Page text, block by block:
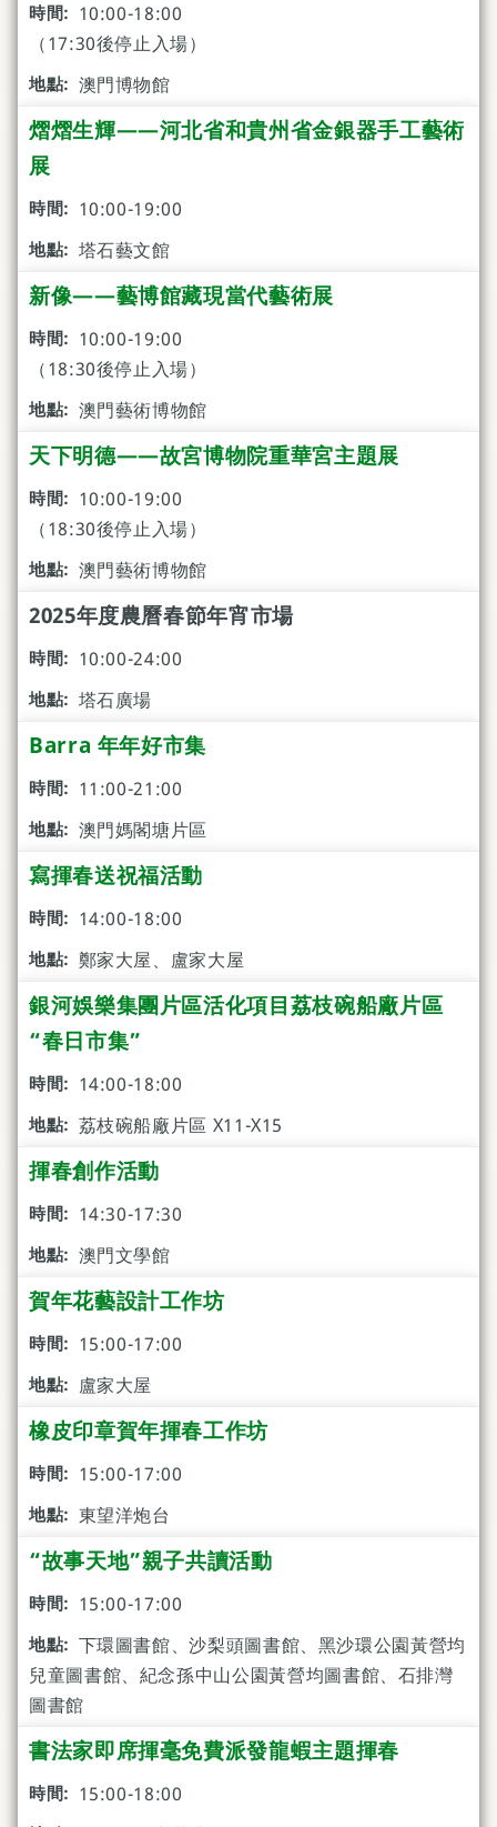
10:00-18:00
（17:30後停止入場）
澳門博物館
熠熠生輝——河北省和貴州省金銀器手工藝術
展
10:00-19:00
塔石藝文館
新像——藝博館藏現當代藝術展
10:00-19:00
（18:30後停止入場）
澳門藝術博物館
天下明德——故宮博物院重華宮主題展
10:00-19:00
（18:30後停止入場）
澳門藝術博物館
2025年度農曆春節年宵市場
10:00-24:00
塔石廣場
Barra 年年好市集
11:00-21:00
澳門媽閣塘片區
寫揮春送祝福活動
14:00-18:00
鄭家大屋、盧家大屋
銀河娛樂集團片區活化項目荔枝碗船廠片區
“春日市集”
14:00-18:00
荔枝碗船廠片區 X11-X15
揮春創作活動
14:30-17:30
澳門文學館
賀年花藝設計工作坊
15:00-17:00
盧家大屋
橡皮印章賀年揮春工作坊
15:00-17:00
東望洋炮台
“故事天地”親子共讀活動
15:00-17:00
下環圖書館、沙梨頭圖書館、黑沙環公園黃營均
兒童圖書館、紀念孫中山公園黃營均圖書館、石排灣
圖書館
書法家即席揮毫免費派發龍蝦主題揮春
15:00-18:00